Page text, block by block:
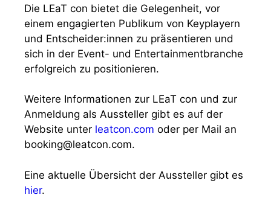
Die LEaT con bietet die Gelegenheit, vor
einem engagierten Publikum von Keyplayern
und Entscheider:innen zu präsentieren und
sich in der Event- und Entertainmentbranche
erfolgreich zu positionieren.
Weitere Informationen zur LEaT con und zur
Anmeldung als Aussteller gibt es auf der
Website unter leatcon.com oder per Mail an
booking@leatcon.com.
Eine aktuelle Übersicht der Aussteller gibt es
hier.